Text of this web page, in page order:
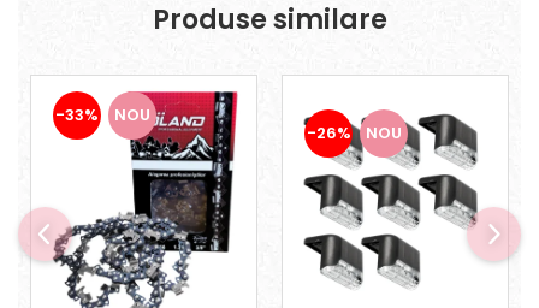
Produse similare
-33% NOU
-26% NOU